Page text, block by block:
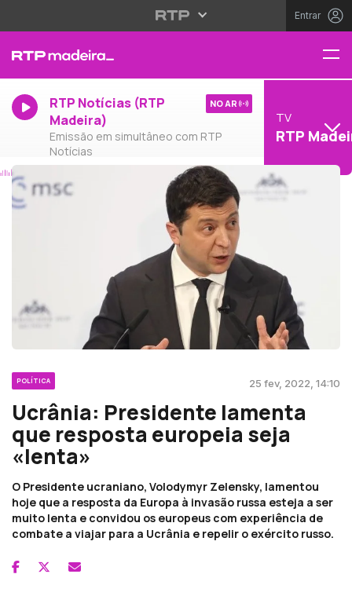
Entrar
RTP Notícias (RTP
Madeira)
Emissão em simultâneo com RTP
Notícias
NO AR
TV
RTP
POLÍTICA 25 fev, 2022, 14:10
Ucrânia: Presidente lamenta
que resposta europeia seja
«lenta»
O Presidente ucraniano, Volodymyr Zelensky, lamentou
hoje que a resposta da Europa à invasão russa esteja a ser
muito lenta e convidou os europeus com experiência de
combate a viajar para a Ucrânia e repelir o exército russo.